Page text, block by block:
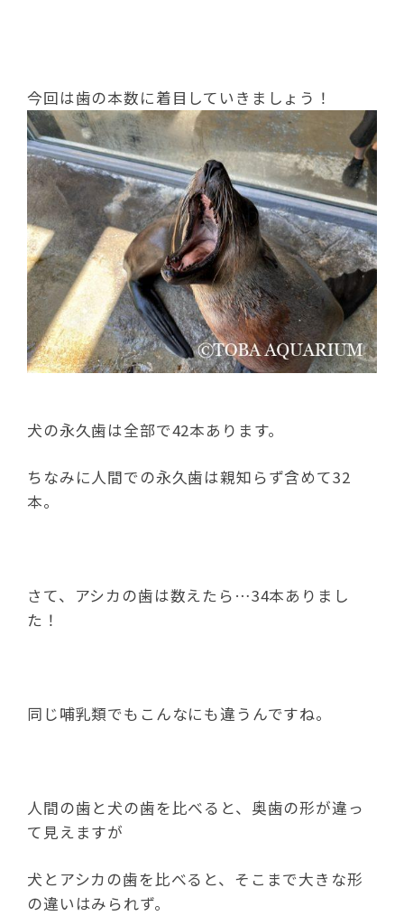
今回は歯の本数に着目していきましょう！
犬の永久歯は全部で42本あります。
ちなみに人間での永久歯は親知らず含めて32
本。
さて、アシカの歯は数えたら…34本ありまし
た！
同じ哺乳類でもこんなにも違うんですね。
人間の歯と犬の歯を比べると、奥歯の形が違っ
て見えますが
犬とアシカの歯を比べると、そこまで大きな形
の違いはみられず。